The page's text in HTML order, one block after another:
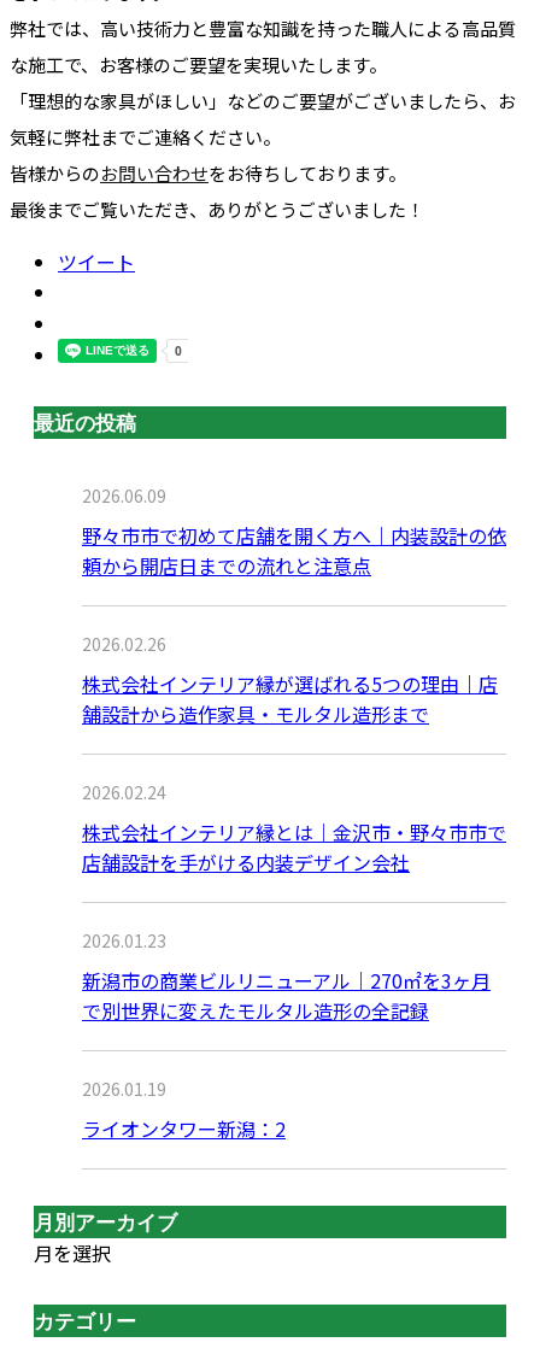
弊社では、高い技術力と豊富な知識を持った職人による高品質
な施工で、お客様のご要望を実現いたします。
「理想的な家具がほしい」などのご要望がございましたら、お
気軽に弊社までご連絡ください。
皆様からのお問い合わせをお待ちしております。
最後までご覧いただき、ありがとうございました！
ツイート
最近の投稿
2026.06.09
野々市市で初めて店舗を開く方へ｜内装設計の依
頼から開店日までの流れと注意点
2026.02.26
株式会社インテリア縁が選ばれる5つの理由｜店
舗設計から造作家具・モルタル造形まで
2026.02.24
株式会社インテリア縁とは｜金沢市・野々市市で
店舗設計を手がける内装デザイン会社
2026.01.23
新潟市の商業ビルリニューアル｜270㎡を3ヶ月
で別世界に変えたモルタル造形の全記録
2026.01.19
ライオンタワー新潟：2
月別アーカイブ
月を選択
カテゴリー